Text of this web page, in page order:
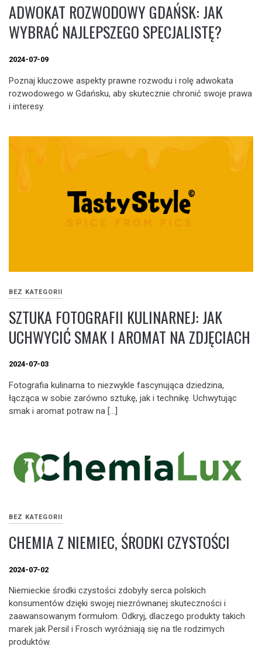
ADWOKAT ROZWODOWY GDAŃSK: JAK
WYBRAĆ NAJLEPSZEGO SPECJALISTĘ?
2024-07-09
Poznaj kluczowe aspekty prawne rozwodu i rolę adwokata
rozwodowego w Gdańsku, aby skutecznie chronić swoje prawa
i interesy.
BEZ KATEGORII
SZTUKA FOTOGRAFII KULINARNEJ: JAK
UCHWYCIĆ SMAK I AROMAT NA ZDJĘCIACH
2024-07-03
Fotografia kulinarna to niezwykle fascynująca dziedzina,
łącząca w sobie zarówno sztukę, jak i technikę. Uchwytując
smak i aromat potraw na […]
BEZ KATEGORII
CHEMIA Z NIEMIEC, ŚRODKI CZYSTOŚCI
2024-07-02
Niemieckie środki czystości zdobyły serca polskich
konsumentów dzięki swojej niezrównanej skuteczności i
zaawansowanym formułom. Odkryj, dlaczego produkty takich
marek jak Persil i Frosch wyróżniają się na tle rodzimych
produktów.